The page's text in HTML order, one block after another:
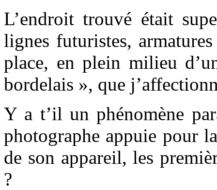
L’endroit trouvé était
lignes futuristes,
place, en plein milieu
bordelais », que
Y a t’il un phénomène
photographe appuie pour
de son appareil, les
?